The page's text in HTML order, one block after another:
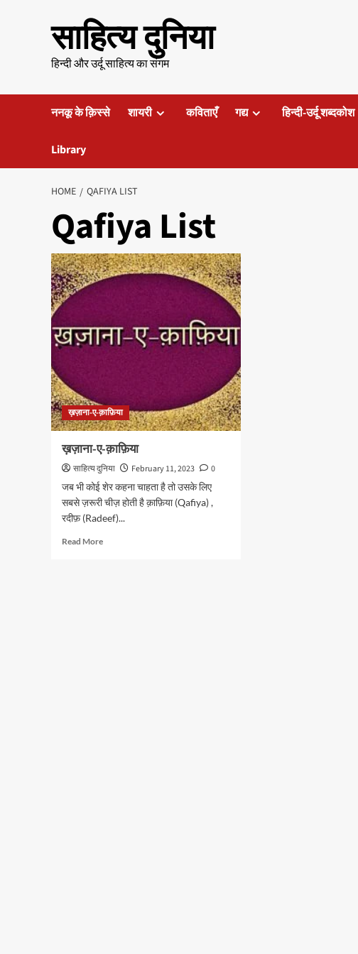
साहित्य दुनिया
हिन्दी और उर्दू साहित्य का संगम
ननकू के क़िस्से शायरी कविताएँ गद्य हिन्दी-उर्दू शब्दकोश
Library
HOME QAFIYA LIST
Qafiya List
ख़ज़ाना-ए-क़ाफ़िया
ख़ज़ाना-ए-क़ाफ़िया
साहित्य दुनिया February 11, 2023
0
जब भी कोई शेर कहना चाहता है तो उसके लिए
सबसे ज़रूरी चीज़ होती है क़ाफ़िया (Qafiya) ,
रदीफ़ (Radeef)...
Read MoreRead